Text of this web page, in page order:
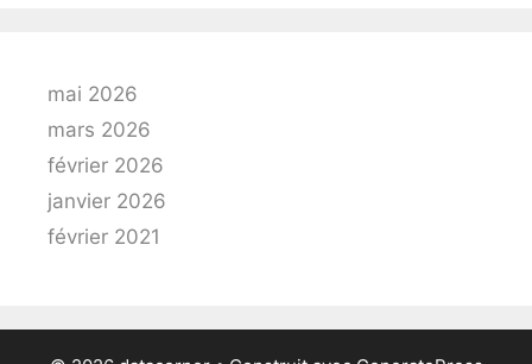
mai 2026
mars 2026
février 2026
janvier 2026
février 2021